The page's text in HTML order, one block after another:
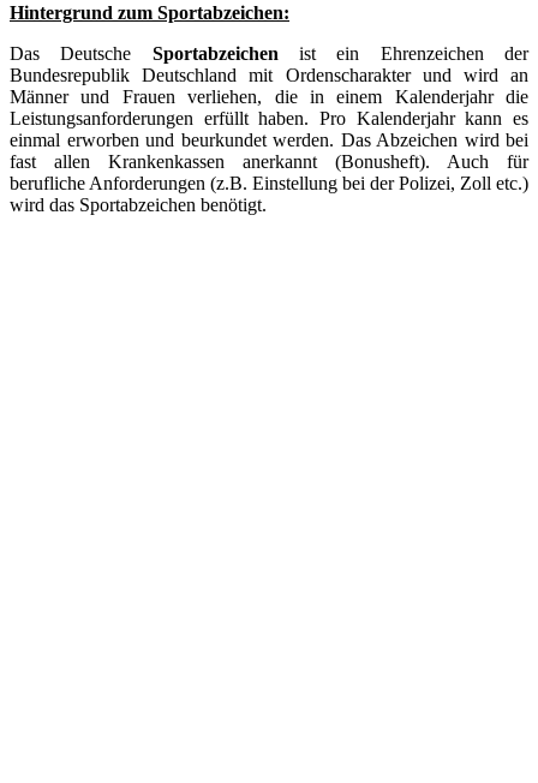
Hintergrund zum Sportabzeichen:
Das Deutsche Sportabzeichenist ein Ehrenzeichen der
Bundesrepublik Deutschland mit Ordenscharakter und wird an
Männer und Frauen verliehen, die in einem Kalenderjahr die
Leistungsanforderungen erfüllt haben. Pro Kalenderjahr kann es
einmal erworben und beurkundet werden. Das Abzeichen wird bei
fast allen Krankenkassen anerkannt (Bonusheft). Auch für
berufliche Anforderungen (z.B. Einstellung bei der Polizei, Zoll etc.)
wird das Sportabzeichen benötigt.